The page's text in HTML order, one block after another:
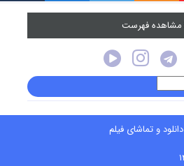
مشاهده فهرست
دانلود و تماشای فیلم